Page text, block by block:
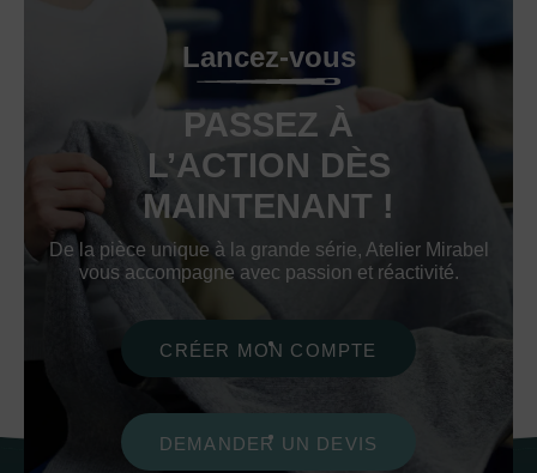
Lancez-vous
PASSEZ À
L’ACTION DÈS
MAINTENANT !
De la pièce unique à la grande série, Atelier Mirabel
vous accompagne avec passion et réactivité.
CRÉER MON COMPTE
DEMANDER UN DEVIS